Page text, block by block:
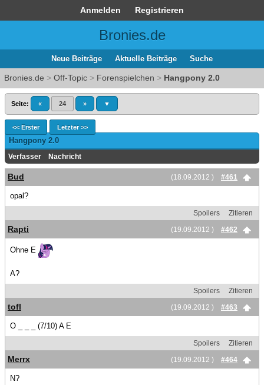
Anmelden Registrieren
Bronies.de
Neue Beiträge Aktuelle Beiträge Suche
Bronies.de > Off-Topic > Forenspielchen > Hangpony 2.0
Seite: « 24 » ▼
<< Erster Letzter >>
Hangpony 2.0
Verfasser Nachricht
(18.09.2012 ) #461
Bud
opal?
Spoilers
Zitieren
(19.09.2012 )
#462
Rapti
Ohne E
A?
Spoilers
Zitieren
(19.09.2012 )
#463
tofl
O _ _ _ (7/10) A E
Spoilers
Zitieren
(19.09.2012 )
#464
Merrx
N?